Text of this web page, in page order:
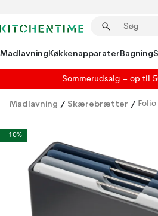
MadlavningKøkkenapparaterBagning
Sommerudsalg – op til
Madlavning / Skærebrætter /
-10%